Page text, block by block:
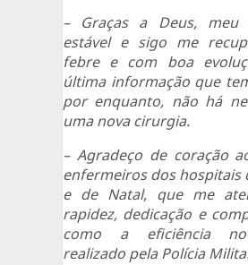
– Graças a Deus, meu
estável e sigo me
febre e com boa
última informação que
por enquanto, não há
uma nova cirurgia.
– Agradeço de coração
enfermeiros dos hospitais
e de Natal, que me
rapidez, dedicação e
como a eficiência
realizado pela Polícia